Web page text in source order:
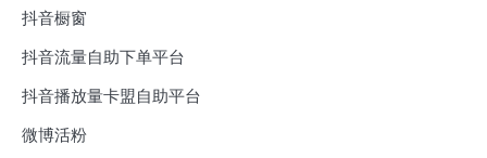
抖音橱窗
抖音流量自助下单平台
抖音播放量卡盟自助平台
微博活粉